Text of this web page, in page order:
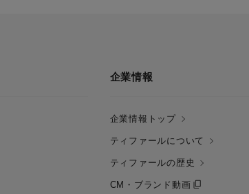
企業情報
企業情報トップ
ティファールについて
ティファールの歴史
CM・ブランド動画